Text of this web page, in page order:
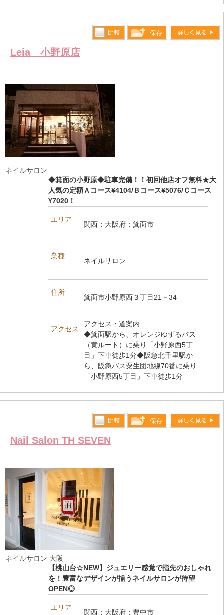
Leia 小野原店
ネイルサロン
◆箕面の小野原◆駐車完備！！初回他店オフ無料★大
人気の定額Ａコース¥4104/Ｂコース¥5076/Ｃコース
¥7020！
エリア
関西：大阪府：箕面市
業種
ネイルサロン
住所
箕面市小野原西３丁目21－34
アクセス
アクセス・道案内
◆箕面駅から、オレンジゆずるバス
（黄ルート）に乗り「小野原西5丁
目」下車徒歩1分◆阪急北千里駅か
ら、阪急バス粟生団地線70番に乗り
「小野原西5丁目」下車徒歩1分
Nail Salon TH SEVEN
比較す
る
ネイルサロン 大阪
【桃山台☆NEW】ジュエリー感覚で指先のおしゃれ
を！豊富なデザインが揃うネイルサロンが待望
OPEN◎
エリア
関西：大阪府：豊中市